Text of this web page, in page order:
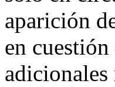
aparición
en